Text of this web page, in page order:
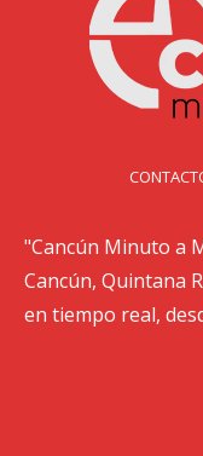
"Cancún Minuto a
Cancún, Quintana
en tiempo real,